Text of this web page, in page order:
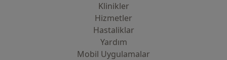
Klinikler
Hizmetler
Hastaliklar
Yardım
Mobil Uygulamalar